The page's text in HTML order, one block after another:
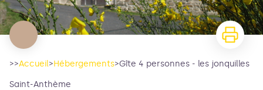
>>Accueil>Hébergements>Gîte 4 personnes - les jonquilles
Saint-Anthème